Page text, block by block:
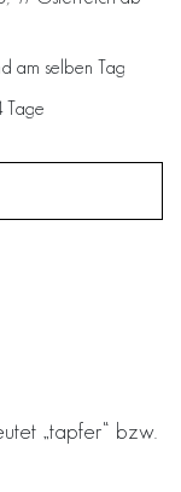
am selben Tag
Tage
„tapfer“ bzw.